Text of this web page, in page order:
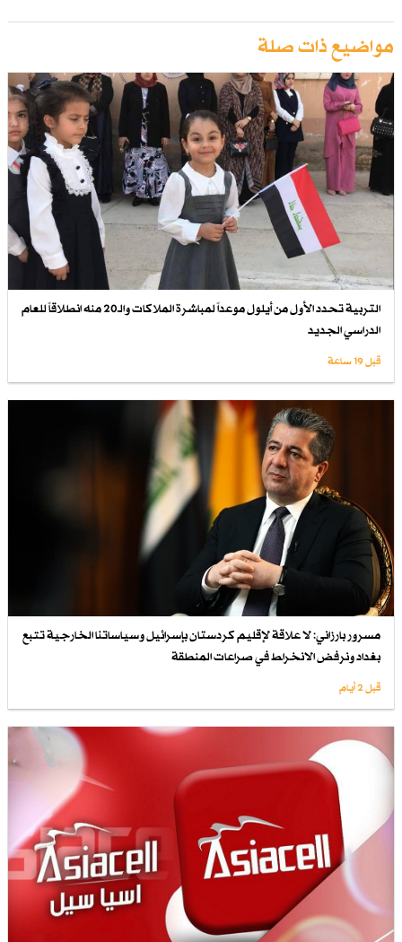
مواضيع ذات صلة
التربية تحدد الأول من أيلول موعداً لمباشرة الملاكات والـ20 منه انطلاقاً للعام
الدراسي الجديد
قبل 19 ساعة
مسرور بارزاني: لا علاقة لإقليم كردستان بإسرائيل وسياساتنا الخارجية تتبع
بغداد ونرفض الانخراط في صراعات المنطقة
قبل 2 أيام